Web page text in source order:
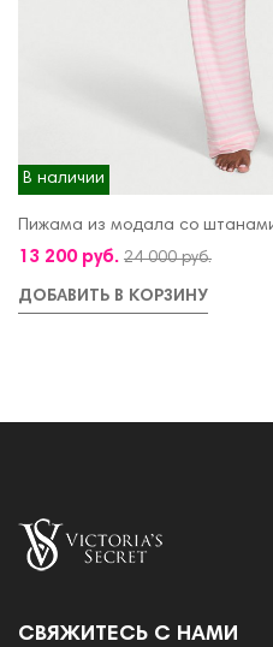
В наличии
Пижама из модала со
13 200 руб. 24 000 руб.
ДОБАВИТЬ В КОРЗИНУ
СВЯЖИТЕСЬ С НАМИ